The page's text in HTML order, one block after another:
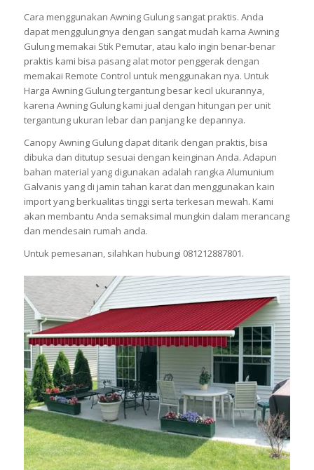
Cara menggunakan Awning Gulung sangat praktis. Anda
dapat menggulungnya dengan sangat mudah karna Awning
Gulung memakai Stik Pemutar, atau kalo ingin benar-benar
praktis kami bisa pasang alat motor penggerak dengan
memakai Remote Control untuk menggunakan nya. Untuk
Harga Awning Gulung tergantung besar kecil ukurannya,
karena Awning Gulung kami jual dengan hitungan per unit
tergantung ukuran lebar dan panjang ke depannya.
Canopy Awning Gulung dapat ditarik dengan praktis, bisa
dibuka dan ditutup sesuai dengan keinginan Anda. Adapun
bahan material yang digunakan adalah rangka Alumunium
Galvanis yang di jamin tahan karat dan menggunakan kain
import yang berkualitas tinggi serta terkesan mewah. Kami
akan membantu Anda semaksimal mungkin dalam merancang
dan mendesain rumah anda.
Untuk pemesanan, silahkan hubungi 081212887801.